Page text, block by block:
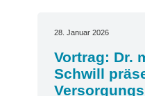
28. Januar 2026
Vortrag: Dr.
Schwill